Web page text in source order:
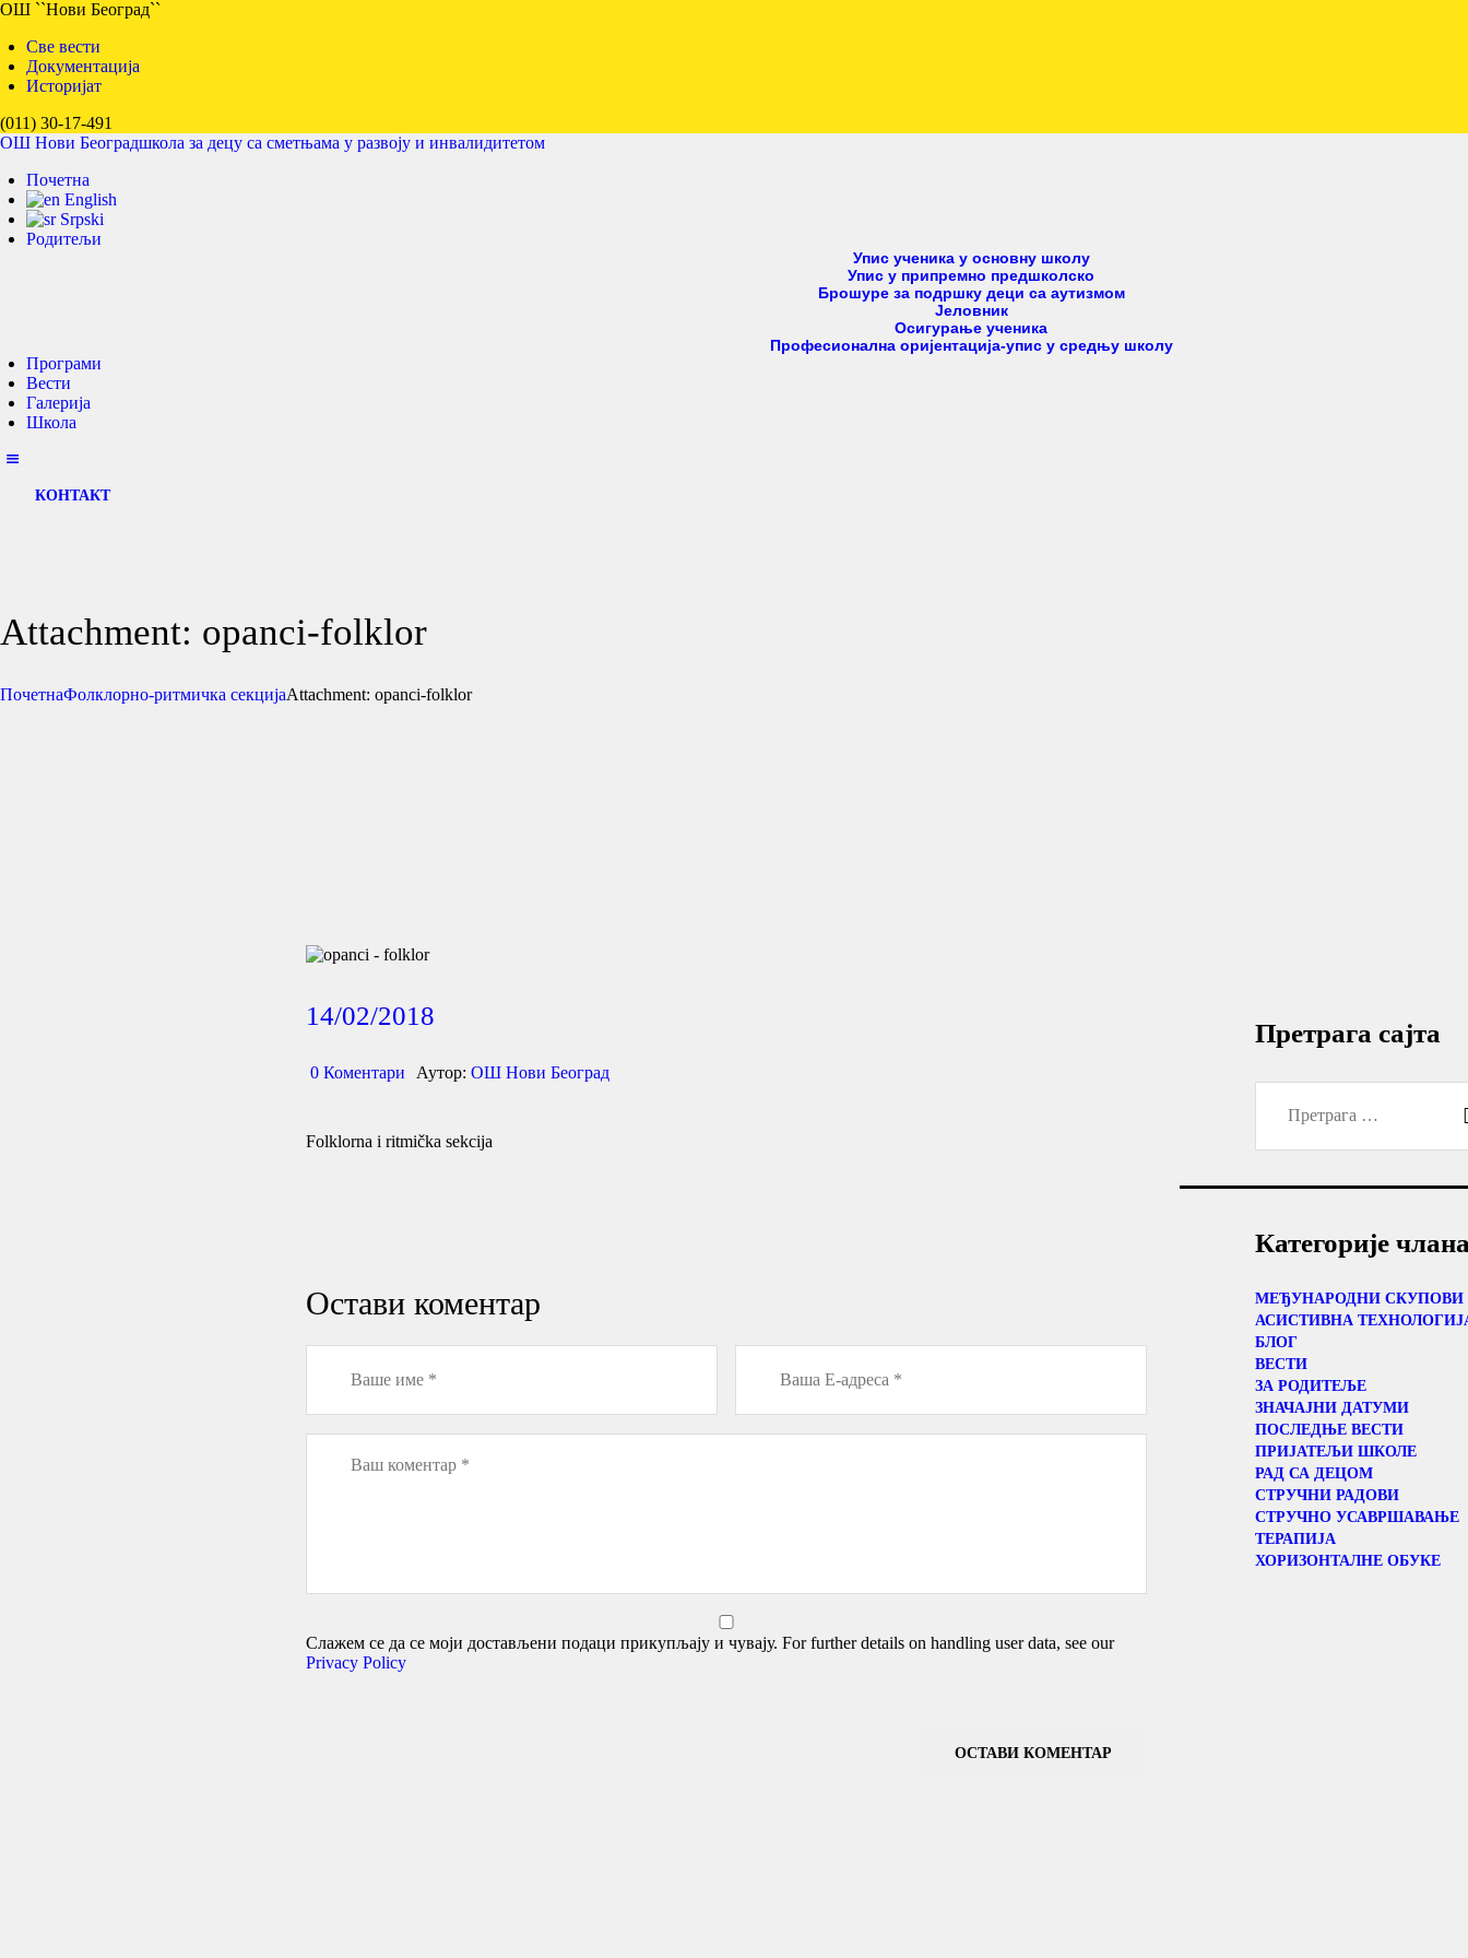
ОШ ``Нови Београд``
Све вести
Документација
Историјат
(011) 30-17-491
ОШ Нови Београдшкола за децу са сметњама у развоју и инвалидитетом
Почетна
English
Srpski
Родитељи
Упис ученика у основну школу
Упис у припремно предшколско
Брошуре за подршку деци са аутизмом
Јеловник
Осигурање ученика
Професионална оријентација-упис у средњу школу
Програми
Вести
Галерија
Школа
КОНТАКТ
Attachment: opanci-folklor
ПочетнаФолклорно-ритмичка секцијаAttachment: opanci-folklor
SRPSKI
14/02/2018
0 Коментари Аутор:ОШ Нови Београд
Folklorna i ritmička sekcija
Остави коментар
Слажем се да се моји достављени подаци прикупљају и чувају. For further details on handling user data, see our
Privacy Policy
Претрага сајта
Категорије
МЕЂУНАРОДНИ СКУПОВИ
АСИСТИВНА
БЛОГ
ВЕСТИ
ЗА РОДИТЕЉЕ
ЗНАЧАЈНИ ДАТУМИ
ПОСЛЕДЊЕ ВЕСТИ
ПРИЈАТЕЉИ ШКОЛЕ
РАД СА ДЕЦОМ
СТРУЧНИ РАДОВИ
СТРУЧНО УСАВРШАВАЊЕ
ТЕРАПИЈА
ХОРИЗОНТАЛНЕ ОБУКЕ